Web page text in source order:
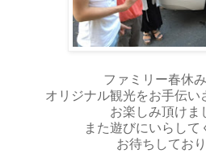
ファミリー春休
オリジナル観光をお手伝い
お楽しみ頂けま
また遊びにいらして
お待ちしており